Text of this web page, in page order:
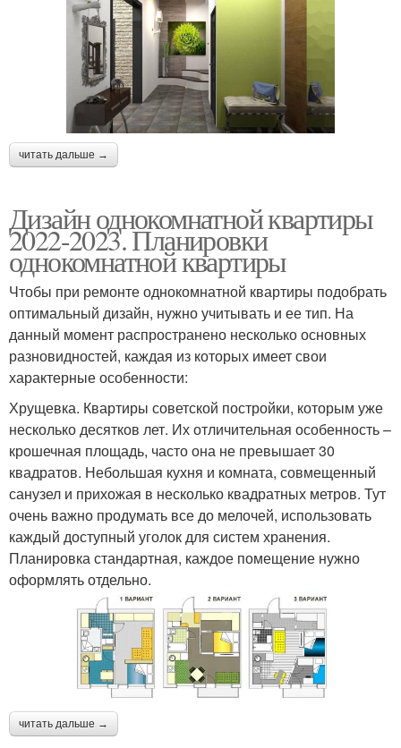
читать дальше →
Дизайн однокомнатной квартиры
2022-2023. Планировки
однокомнатной квартиры
Чтобы при ремонте однокомнатной квартиры подобрать
оптимальный дизайн, нужно учитывать и ее тип. На
данный момент распространено несколько основных
разновидностей, каждая из которых имеет свои
характерные особенности:
Хрущевка. Квартиры советской постройки, которым уже
несколько десятков лет. Их отличительная особенность –
крошечная площадь, часто она не превышает 30
квадратов. Небольшая кухня и комната, совмещенный
санузел и прихожая в несколько квадратных метров. Тут
очень важно продумать все до мелочей, использовать
каждый доступный уголок для систем хранения.
Планировка стандартная, каждое помещение нужно
оформлять отдельно.
читать дальше →